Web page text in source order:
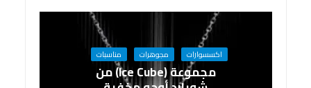
اكسسوارات مجوهرات مناسبات
مجموعة (Ice Cube) من